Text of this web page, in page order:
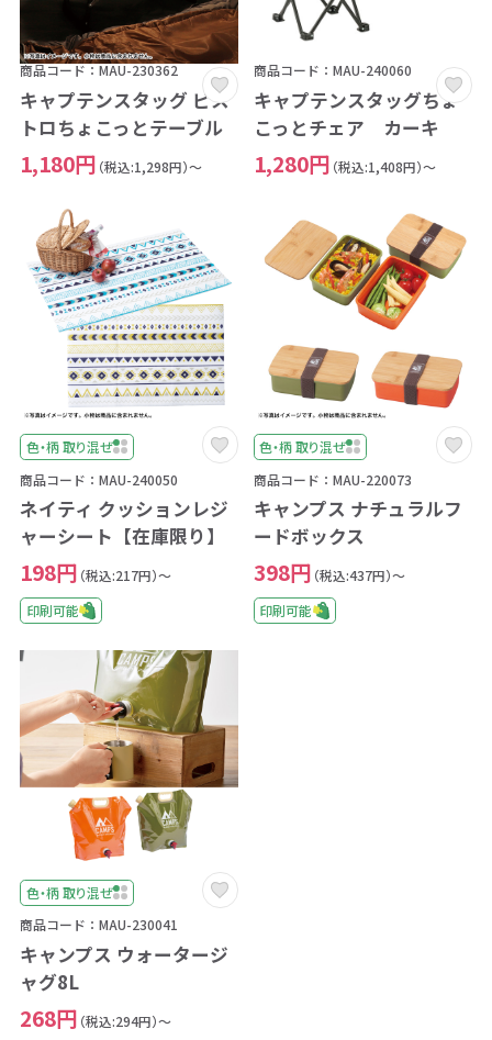
商品コード：MAU-230362
キャプテンスタッグ ビス
トロちょこっとテーブル
1,180円 （税込:1,298円）～
商品コード：MAU-240060
キャプテンスタッグちょ
こっとチェア カーキ
1,280円 （税込:1,408円）～
色・柄 取り混ぜ
商品コード：MAU-240050
ネイティ クッションレジ
ャーシート【在庫限り】
198円 （税込:217円）～
印刷可能
色・柄 取り混ぜ
商品コード：MAU-220073
キャンプス ナチュラルフ
ードボックス
398円 （税込:437円）～
印刷可能
色・柄 取り混ぜ
商品コード：MAU-230041
キャンプス ウォータージ
ャグ8L
268円 （税込:294円）～